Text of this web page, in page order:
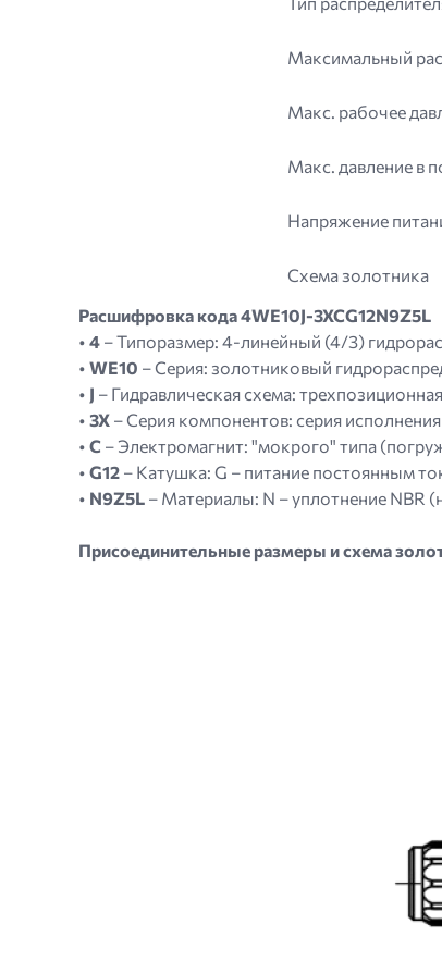
Максимальный
Макс. рабочее
Макс. давление в
Напряжение
Схема золотника
Расшифровка кода 4WE10J-3XCG12N9Z5L
• 4 – Типоразмер: 4-линейный (4/3)
• WE10 – Серия: золотниковый
• J – Гидравлическая схема:
• 3X – Серия компонентов: серия
• C – Электромагнит: "мокрого" типа
• G12 – Катушка: G – питание постоянным
• N9Z5L – Материалы: N – уплотнение NBR
Присоединительные размеры и схема